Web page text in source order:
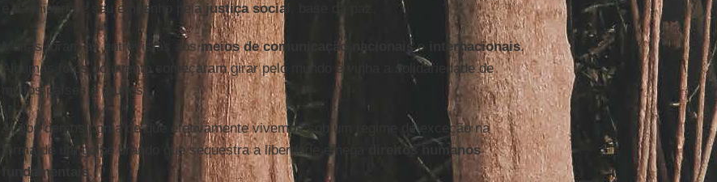
e da miséria e seu empenho pela justiça social
Muitas foram as entrevistas aosmeios de comunicação nacionaise internacionais.
Algumas fotos do evento começaram girar pelo mundo e vinha a solidariedade de
muitos países e grupos.
Aí nos demos conta de que efetivamente vivemos sob um regime de exceção na
forma de um golpe brando que sequestra a liberdade e nega
direitos humanos
fundamentais.